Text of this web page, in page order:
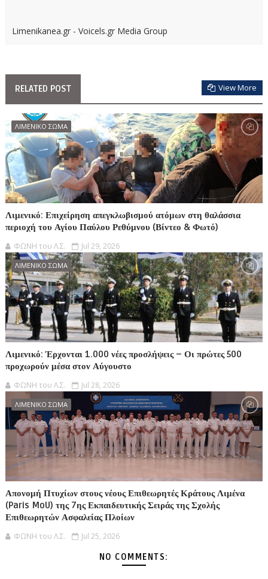
Limenikanea.gr - Voicels.gr Media Group
RELATED POST View More
ΛΙΜΕΝΙΚΟ ΣΩΜΑ
Λιμενικό: Επιχείρηση απεγκλωβισμού ατόμων στη θαλάσσια
περιοχή του Αγίου Παύλου Ρεθύμνου (Βίντεο & Φωτό)
ΦΩΝΗ του Λ.Σ. Jul 29, 2026
ΛΙΜΕΝΙΚΟ ΣΩΜΑ
Λιμενικό: Έρχονται 1.000 νέες προσλήψεις – Οι πρώτες 500
προχωρούν μέσα στον Αύγουστο
ΦΩΝΗ του Λ.Σ. Jul 28, 2026
ΛΙΜΕΝΙΚΟ ΣΩΜΑ
Απονομή Πτυχίων στους νέους Επιθεωρητές Κράτους Λιμένα
(Paris MoU) της 7ης Εκπαιδευτικής Σειράς της Σχολής
Επιθεωρητών Ασφαλείας Πλοίων
ΦΩΝΗ του Λ.Σ. Jul 25, 2026
NO COMMENTS: